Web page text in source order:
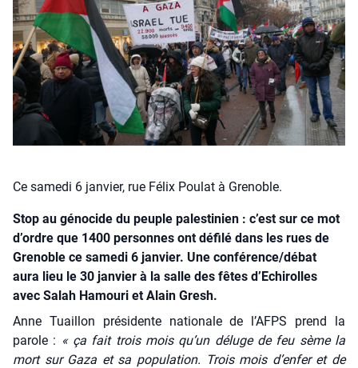
Ce samedi 6 janvier, rue Félix Poulat à Grenoble.
Stop au génocide du peuple palestinien : c’est sur ce mot
d’ordre que 1400 personnes ont défilé dans les rues de
Grenoble ce samedi 6 janvier. Une conférence/débat
aura lieu le 30 janvier à la salle des fêtes d’Echirolles
avec Salah Hamouri et Alain Gresh.
Anne Tuaillon pré­si­dente natio­nale de l’AFPS prend la
parole : « ça fait trois mois qu’un déluge de feu sème la
mort sur Gaza et sa popu­la­tion. Trois mois d’enfer et de